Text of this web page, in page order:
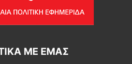
ΜΕ ΕΜΆΣ